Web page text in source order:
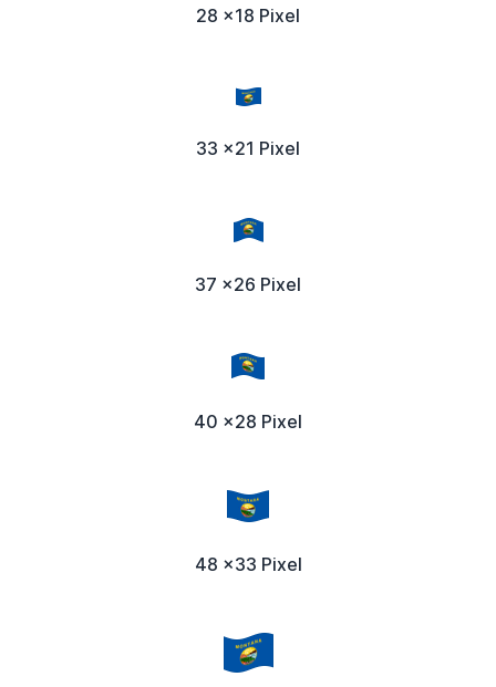
28 x18 Pixel
33 x21 Pixel
37 x26 Pixel
40 x28 Pixel
48 x33 Pixel